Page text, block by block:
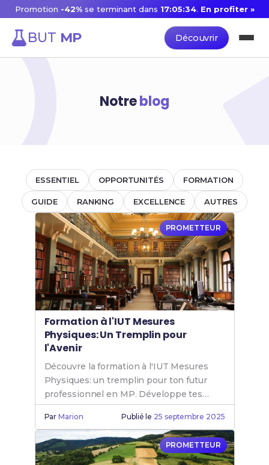
Promotion -42%se terminant dans 17:05:34. En profiter »
BUT MP Découvrir
Notreblog
ESSENTIEL OPPORTUNITÉS FORMATION
GUIDE RANKING EXCELLENCE AUTRES
PROMETTEUR
Formation à l'IUT Mesures
Physiques: Un Tremplin pour
l'Avenir
Découvre la formation à l'IUT Mesures
Physiques: un tremplin pour ton futur
professionnel en MP. Développe tes
compétences avec le cursus de l'IUT
Mesures Physiques.
ParMarion Publié le 25 septembre 2025
PROMETTEUR